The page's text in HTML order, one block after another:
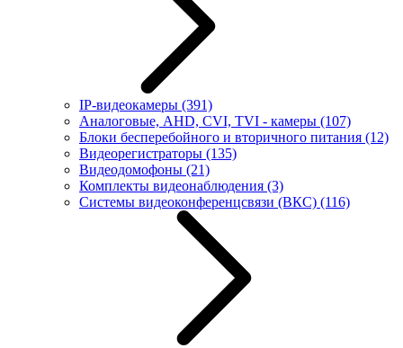
IP-видеокамеры (391)
Аналоговые, AHD, CVI, TVI - камеры (107)
Блоки бесперебойного и вторичного питания (12)
Видеорегистраторы (135)
Видеодомофоны (21)
Комплекты видеонаблюдения (3)
Системы видеоконференцсвязи (ВКС) (116)